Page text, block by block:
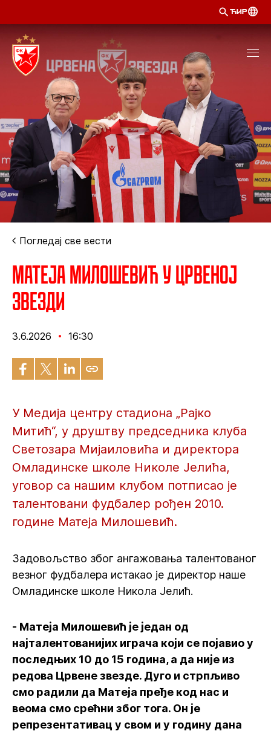
ЋИР
Погледај све вести
Матеја Милошевић у Црвеној
звезди
3.6.2026 16:30
У Медија центру стадиона „Рајко
Митић“, у друштву председника клуба
Светозара Мијаиловића и директора
Омладинске школе Николе Јелића,
уговор са нашим клубом потписао је
талентовани фудбалер рођен 2010.
године Матеја Милошевић.
Задовољство због ангажовања талентованог
везног фудбалера истакао је директор наше
Омладинске школе Никола Јелић.
- Матеја Милошевић је један од
најталентованијих играча који се појавио у
последњих 10 до 15 година, а да није из
редова Црвене звезде. Дуго и стрпљиво
смо радили да Матеја пређе код нас и
веома смо срећни због тога. Он је
репрезентативац у свом и у годину дана